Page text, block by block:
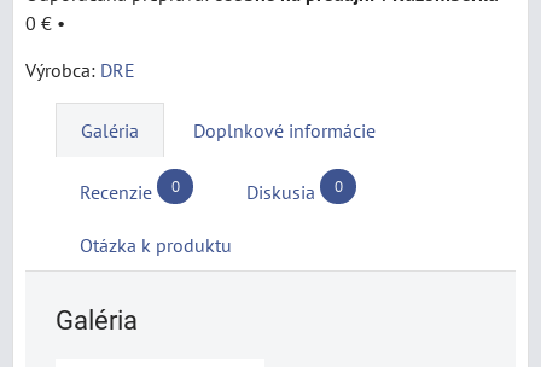
0 € •
Výrobca: DRE
Galéria Doplnkové informácie
Recenzie 0 Diskusia 0
Otázka k produktu
Galéria